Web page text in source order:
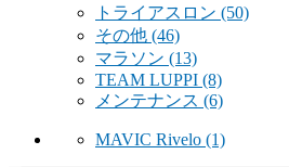
トライアスロン (50)
その他 (46)
マラソン (13)
TEAM LUPPI (8)
メンテナンス (6)
MAVIC Rivelo (1)